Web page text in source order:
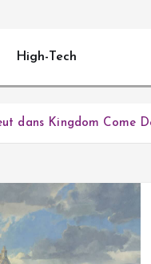
High-Tech
dans Kingdom Come